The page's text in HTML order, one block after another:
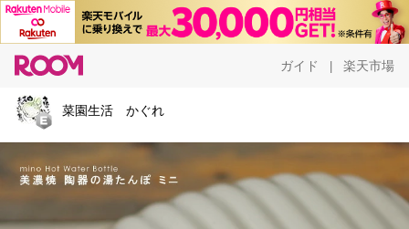
ガイド 楽天市場
菜園生活 かぐれ